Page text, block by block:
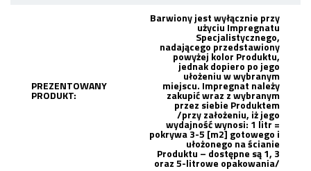
PREZENTOWANY
PRODUKT:
Barwiony jest wyłącznie przy
użyciu Impregnatu
Specjalistycznego,
nadającego przedstawiony
powyżej kolor Produktu,
jednak dopiero po jego
ułożeniu w wybranym
miejscu. Impregnat należy
zakupić wraz z wybranym
przez siebie Produktem
/przy założeniu, iż jego
wydajność wynosi: 1 litr =
pokrywa 3-5 [m2] gotowego i
ułożonego na ścianie
Produktu – dostępne są 1, 3
oraz 5-litrowe opakowania/